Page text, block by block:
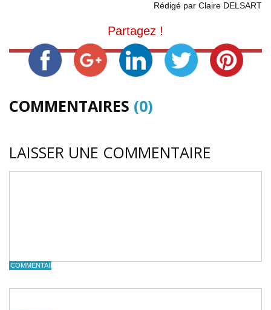
Rédigé par Claire DELSART
Partagez !
COMMENTAIRES (0)
LAISSER UNE COMMENTAIRE
COMMENTAIRE